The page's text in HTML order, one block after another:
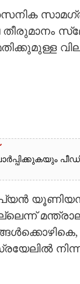
തീരുമാനം
യൂണിയൻ